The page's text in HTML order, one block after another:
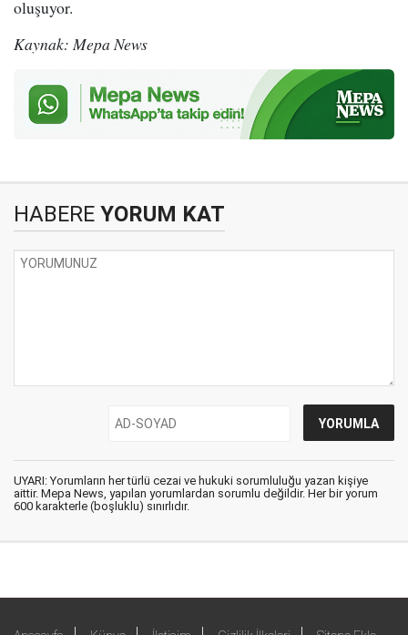
oluşuyor.
Kaynak: Mepa News
HABERE YORUM KAT
UYARI: Yorumların her türlü cezai ve hukuki sorumluluğu yazan kişiye
aittir. Mepa News, yapılan yorumlardan sorumlu değildir. Her bir yorum
600 karakterle (boşluklu) sınırlıdır.